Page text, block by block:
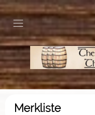
Merkliste